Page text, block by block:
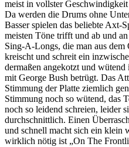
meist in vollster
Da werden die Drums ohne
Basser spielen das beliebte Axt-
meisten Töne trifft und ab und
Sing-A-Longs, die man aus
kreischt und schreit ein
dermaßen angekotzt und
mit George Bush betrügt. Das
Stimmung der Platte ziemlich
Stimmung noch so wütend, das
noch so leidend schreien, leider
durchschnittlich. Einen
und schnell macht sich ein klein
wirklich nötig ist „On The